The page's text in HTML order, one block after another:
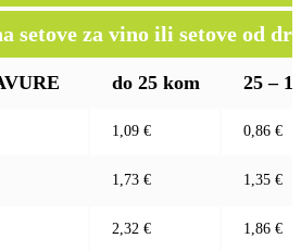
setove za vino ili setove od
do 25 kom 25 –
1,09 € 0,86 €
1,73 € 1,35 €
2,32 € 1,86 €